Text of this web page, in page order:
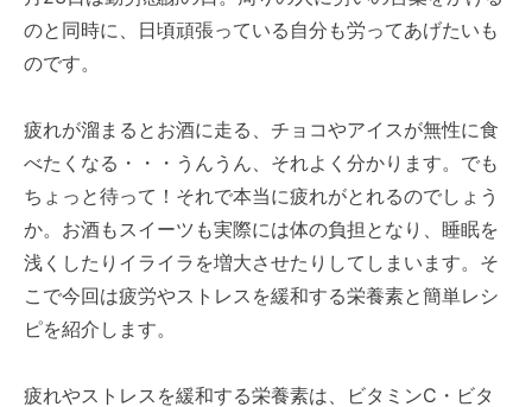
のと同時に、日頃頑張っている自分も労ってあげたいも
のです。
疲れが溜まるとお酒に走る、チョコやアイスが無性に食
べたくなる・・・うんうん、それよく分かります。でも
ちょっと待って！それで本当に疲れがとれるのでしょう
か。お酒もスイーツも実際には体の負担となり、睡眠を
浅くしたりイライラを増大させたりしてしまいます。そ
こで今回は疲労やストレスを緩和する栄養素と簡単レシ
ピを紹介します。
疲れやストレスを緩和する栄養素は、ビタミンC・ビタ